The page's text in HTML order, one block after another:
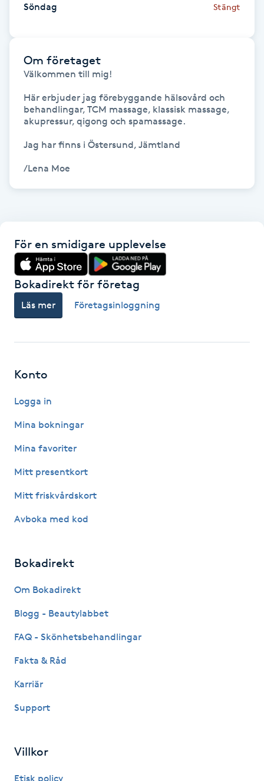
Gua Sha-massage
H
Hatha Yoga
Headspa
Healing
Hot Stone Massage
Hot yoga
Hyaluronsyra
Hypnos
Hårborttagning
Hårbottenbehandling
Hårförlängning
Hårvård
Hälsa
Hälsprickor
Söndag Stängt
Om företaget
Välkommen till mig!
Här erbjuder jag förebyggande hälsovård och
behandlingar, TCM massage, klassisk massage,
akupressur, qigong och spamassage.
Jag har finns i Östersund, Jämtland
/Lena Moe
För en smidigare upplevelse
Bokadirekt för företag
Läs mer Företagsinloggning
Konto
Logga in
Mina bokningar
Mina favoriter
Mitt presentkort
Mitt friskvårdskort
Avboka med kod
Bokadirekt
Om Bokadirekt
Blogg - Beautylabbet
FAQ - Skönhetsbehandlingar
Fakta & Råd
Karriär
Support
Villkor
Etisk policy